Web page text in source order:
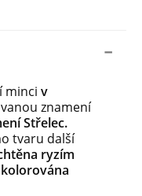
minci v
znamení
Střelec.
tvaru další
ryzím
kolorována